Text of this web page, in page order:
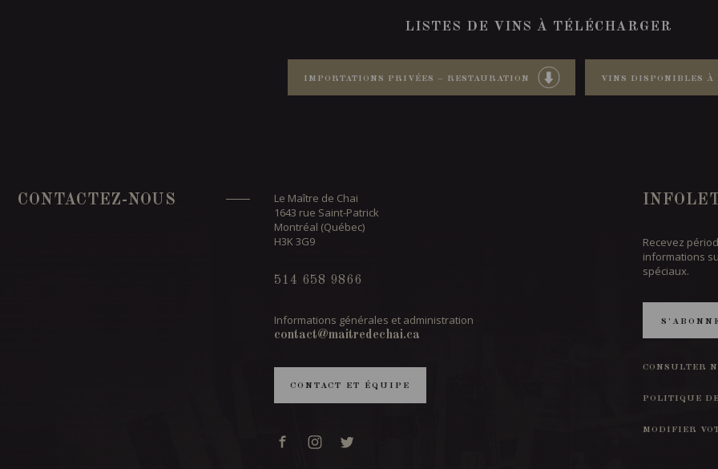
LISTES DE VINS À TÉLÉCHARGER
IMPORTATIONS PRIVÉES – RESTAURATION VINS DISPONIBLES À
CONTACTEZ-NOUS
Le Maître de Chai
1643 rue Saint-Patrick
Montréal (Québec)
H3K 3G9
514 658 9866
Informations générales et administration
contact@maitredechai.ca
CONTACT ET ÉQUIPE
Recevez
informations
spéciaux.
CONSULTER
POLITIQUE
MODIFIER